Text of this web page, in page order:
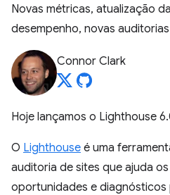
Novas métricas, atualização
desempenho, novas
Connor Clark
Hoje lançamos o Lighthouse
O Lighthouse é uma
auditoria de sites que ajuda
oportunidades e diagnósticos